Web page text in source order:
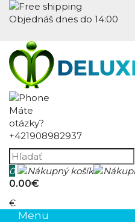
Objednáš dnes do 14:00
Máte
otázky?
+421908982937
0
0.00€
€
Menu